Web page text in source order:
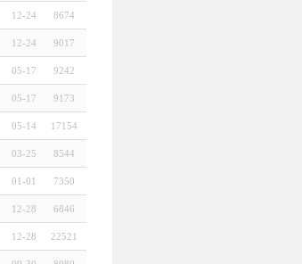
12-24 8674
12-24 9017
05-17 9242
05-17 9173
05-14 17154
03-25 8544
01-01 7350
12-28 6846
12-28 22521